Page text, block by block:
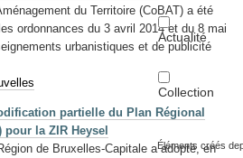
Actualité
Collection
Éléments créés
du Territoire (CoBAT) a été
ordonnances du 3 avril 2014 et du 8 mai
urbanistiques et de publicité
partielle du Plan Régional
pour la ZIR Heysel
de Bruxelles-Capitale a adopté, en